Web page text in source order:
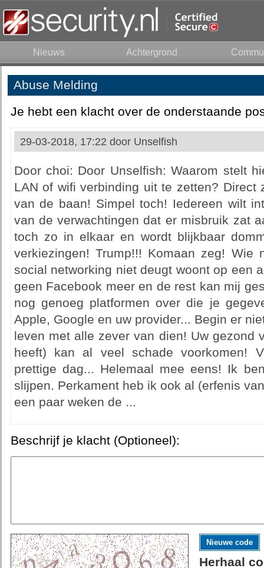
Nieuws Achtergrond
Abuse Melding
Je hebt een klacht over de onderstaande
29-03-2018, 17:22 door Unselfish
Door choi: Door Unselfish: Waarom stelt
LAN of wifi verbinding uit te zetten? Direct
van de baan! Simpel toch! Iedereen wilt
van de verwachtingen dat er misbruik zat
toch zo in elkaar en wordt blijkbaar
verkiezingen! Trump!!! Komaan zeg!
social networking niet deugt woont op een
geen Facebook meer en de rest kan mij
nog genoeg platformen over die je
Apple, Google en uw provider... Begin er
leven met alle zever van dien! Uw gezond
heeft) kan al veel schade voorkomen!
prettige dag... Helemaal mee eens! Ik
slijpen. Perkament heb ik ook al (erfenis
een paar weken de ...
Beschrijf je klacht (Optioneel):
Nieuwe code
Herhaal